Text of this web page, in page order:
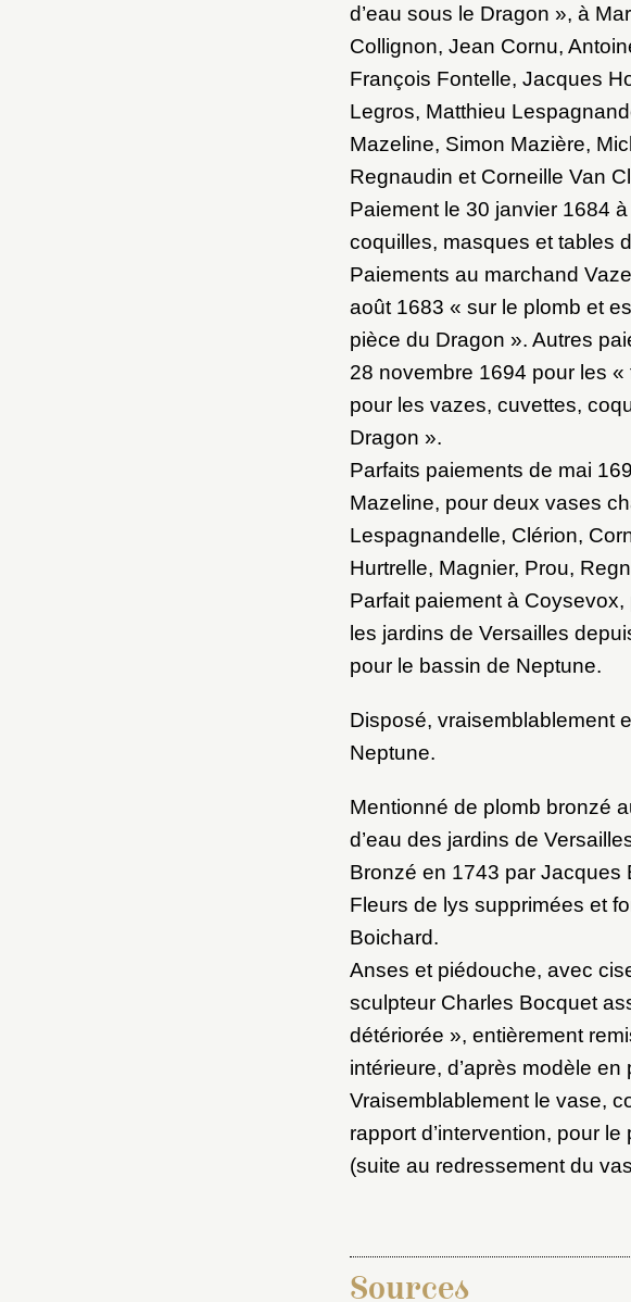
d’eau sous le Dragon », à
Collignon, Jean Cornu,
François Fontelle, Jacques
Legros, Matthieu
Mazeline, Simon Mazière,
Regnaudin et Corneille Van
Paiement le 30 janvier 1684
coquilles, masques et tables
Paiements au marchand
août 1683 « sur le plomb et
pièce du Dragon ». Autres
28 novembre 1694 pour les «
pour les vazes, cuvettes,
Dragon ».
Parfaits paiements de mai
Mazeline, pour deux vases
Lespagnandelle, Clérion,
Hurtrelle, Magnier, Prou,
Parfait paiement à
les jardins de Versailles
pour le bassin de Neptune.
Disposé, vraisemblablement
Neptune.
Mentionné de plomb bronzé
d’eau des jardins de
Bronzé en 1743 par Jacques
Fleurs de lys supprimées et
Boichard.
Anses et piédouche, avec
sculpteur Charles Bocquet
détériorée », entièrement
intérieure, d’après modèle
Vraisemblablement le vase,
rapport d’intervention, pour
(suite au redressement du
Sources
Créer et
Envoyer